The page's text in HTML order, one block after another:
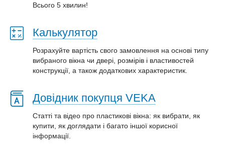
Всього 5 хвилин!
Калькулятор
Розрахуйте вартість свого замовлення на основі типу
вибраного вікна чи двері, розмірів і властивостей
конструкції, а також додаткових характеристик.
Довідник покупця VEKA
Статті та відео про пластиковi вікна: як вибрати, як
купити, як доглядати і багато іншої корисної
інформації.